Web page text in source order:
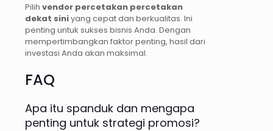
Pilih vendor percetakan percetakan
dekat siniyang cepat dan berkualitas. Ini
penting untuk sukses bisnis Anda. Dengan
mempertimbangkan faktor penting, hasil dari
investasi Anda akan maksimal.
FAQ
Apa itu spanduk dan mengapa
penting untuk strategi promosi?